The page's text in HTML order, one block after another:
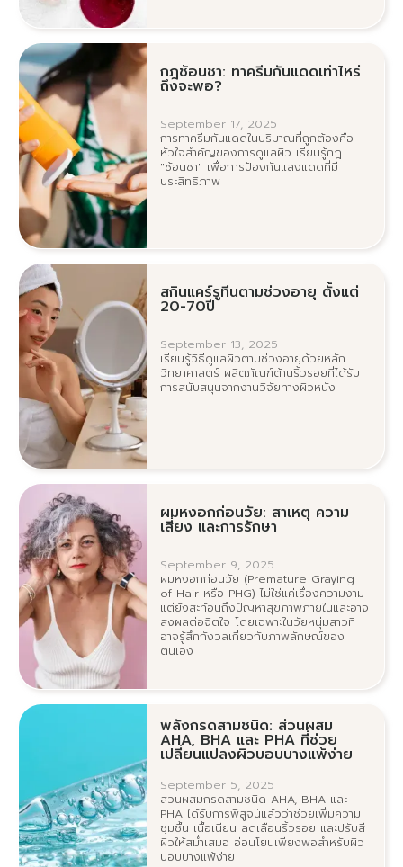
กฎช้อนชา: ทาครีมกันแดดเท่าไหร่
ถึงจะพอ?
September 17, 2025
การทาครีมกันแดดในปริมาณที่ถูกต้องคือ
หัวใจสำคัญของการดูแลผิว เรียนรู้กฎ
"ช้อนชา" เพื่อการป้องกันแสงแดดที่มี
ประสิทธิภาพ
สกินแคร์รูทีนตามช่วงอายุ ตั้งแต่
20-70ปี
September 13, 2025
เรียนรู้วิธีดูแลผิวตามช่วงอายุด้วยหลัก
วิทยาศาสตร์ ผลิตภัณฑ์ต้านริ้วรอยที่ได้รับ
การสนับสนุนจากงานวิจัยทางผิวหนัง
ผมหงอกก่อนวัย: สาเหตุ ความ
เสี่ยง และการรักษา
September 9, 2025
ผมหงอกก่อนวัย (Premature Graying
of Hair หรือ PHG) ไม่ใช่แค่เรื่องความงาม
แต่ยังสะท้อนถึงปัญหาสุขภาพภายในและอาจ
ส่งผลต่อจิตใจ โดยเฉพาะในวัยหนุ่มสาวที่
อาจรู้สึกกังวลเกี่ยวกับภาพลักษณ์ของ
ตนเอง
พลังกรดสามชนิด: ส่วนผสม
AHA, BHA และ PHA ที่ช่วย
เปลี่ยนแปลงผิวบอบบางแพ้ง่าย
September 5, 2025
ส่วนผสมกรดสามชนิด AHA, BHA และ
PHA ได้รับการพิสูจน์แล้วว่าช่วยเพิ่มความ
ชุ่มชื้น เนื้อเนียน ลดเลือนริ้วรอย และปรับสี
ผิวให้สม่ำเสมอ อ่อนโยนเพียงพอสำหรับผิว
บอบบางแพ้ง่าย